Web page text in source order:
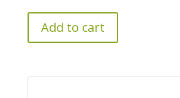
Add to cart